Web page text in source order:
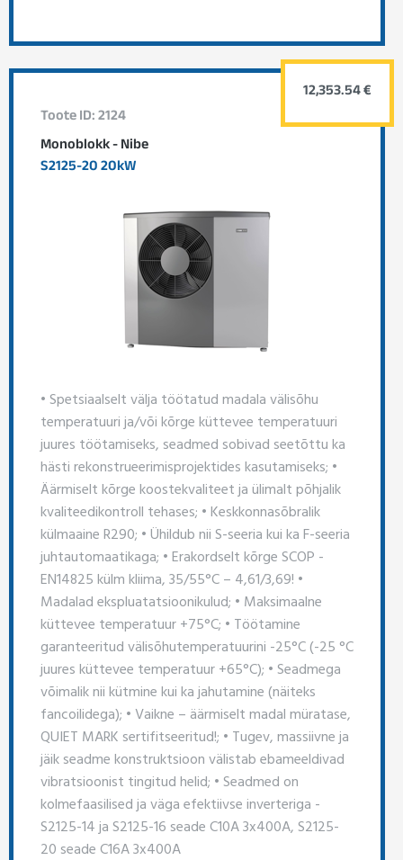
Toote ID: 2124
Monoblokk - Nibe
S2125-20 20kW
• Spetsiaalselt välja töötatud madala välisõhu
temperatuuri ja/või kõrge küttevee temperatuuri
juures töötamiseks, seadmed sobivad seetõttu ka
hästi rekonstrueerimisprojektides kasutamiseks; •
Äärmiselt kõrge koostekvaliteet ja ülimalt põhjalik
kvaliteedikontroll tehases; • Keskkonnasõbralik
külmaaine R290; • Ühildub nii S-seeria kui ka F-seeria
juhtautomaatikaga; • Erakordselt kõrge SCOP -
EN14825 külm kliima, 35/55°C – 4,61/3,69! •
Madalad ekspluatatsioonikulud; • Maksimaalne
küttevee temperatuur +75°C; • Töötamine
garanteeritud välisõhutemperatuurini -25°C (-25 °C
juures küttevee temperatuur +65°C); • Seadmega
võimalik nii kütmine kui ka jahutamine (näiteks
fancoilidega); • Vaikne – äärmiselt madal müratase,
QUIET MARK sertifitseeritud!; • Tugev, massiivne ja
jäik seadme konstruktsioon välistab ebameeldivad
vibratsioonist tingitud helid; • Seadmed on
kolmefaasilised ja väga efektiivse inverteriga -
S2125-14 ja S2125-16 seade C10A 3x400A, S2125-
20 seade C16A 3x400A
12,353.54 €